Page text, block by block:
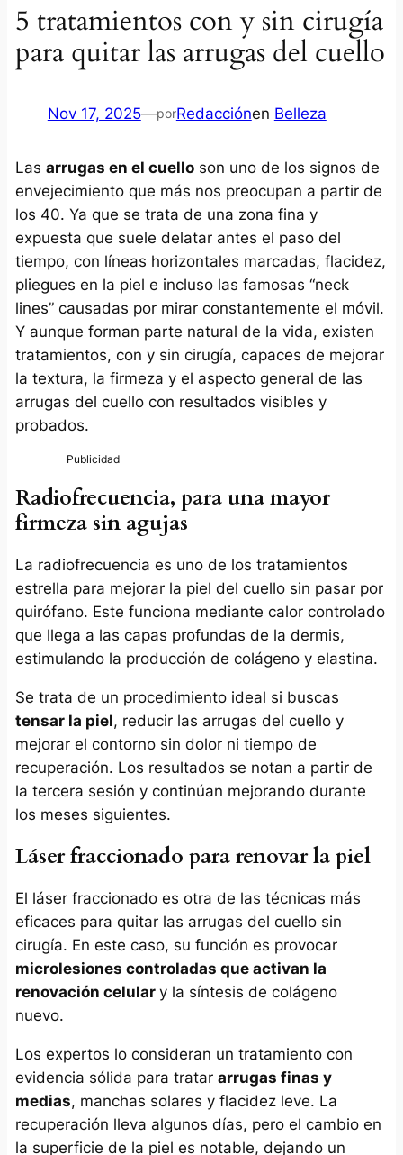
5 tratamientos con y sin cirugía
para quitar las arrugas del cuello
Nov 17, 2025—porRedacciónen Belleza
Las arrugas en el cuelloson uno de los signos de
envejecimiento que más nos preocupan a partir de
los 40. Ya que se trata de una zona fina y
expuesta que suele delatar antes el paso del
tiempo, con líneas horizontales marcadas, flacidez,
pliegues en la piel e incluso las famosas “neck
lines” causadas por mirar constantemente el móvil.
Y aunque forman parte natural de la vida, existen
tratamientos, con y sin cirugía, capaces de mejorar
la textura, la firmeza y el aspecto general de las
arrugas del cuello con resultados visibles y
probados.
Radiofrecuencia, para una mayor
firmeza sin agujas
La radiofrecuencia es uno de los tratamientos
estrella para mejorar la piel del cuello sin pasar por
quirófano. Este funciona mediante calor controlado
que llega a las capas profundas de la dermis,
estimulando la producción de colágeno y elastina.
Se trata de un procedimiento ideal si buscas
tensar la piel, reducir las arrugas del cuello y
mejorar el contorno sin dolor ni tiempo de
recuperación. Los resultados se notan a partir de
la tercera sesión y continúan mejorando durante
los meses siguientes.
Láser fraccionado para renovar la piel
El láser fraccionado es otra de las técnicas más
eficaces para quitar las arrugas del cuello sin
cirugía. En este caso, su función es provocar
microlesiones controladas que activan la
renovación celular y la síntesis de colágeno
nuevo.
Los expertos lo consideran un tratamiento con
evidencia sólida para tratar arrugas finas y
medias, manchas solares y flacidez leve. La
recuperación lleva algunos días, pero el cambio en
la superficie de la piel es notable, dejando un